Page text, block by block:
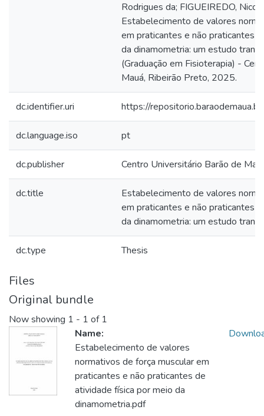
Rodrigues da; FIGUEIREDO,
Estabelecimento de valores
em praticantes e não praticantes
da dinamometria: um estudo
(Graduação em Fisioterapia) -
Mauá, Ribeirão Preto, 2025.
dc.identifier.uri https://
dc.language.iso pt
dc.publisher Centro Universitário Barão de
dc.title
Estabelecimento de valores
em praticantes e não praticantes
da dinamometria: um estudo
dc.type Thesis
Files
Original bundle
Now showing 1 - 1 of 1
Name:
Estabelecimento de valores
normativos de força muscular em
praticantes e não praticantes de
atividade física por meio da
dinamometria.pdf